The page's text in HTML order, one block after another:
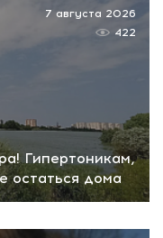
Гипертоникам,
остаться дома
7 августа 2026
422